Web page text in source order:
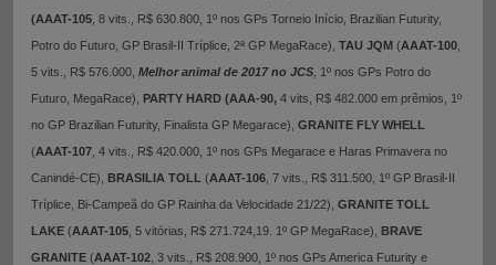
(AAAT-105 , 8 vits., R$ 630.800, 1º nos GPs Torneio Início, Brazilian Futurity,
Potro do Futuro, GP Brasil-II Tríplice, 2ª GP MegaRace), TAU JQM (AAAT-100
5 vits., R$ 576.000, Melhor animal de 2017 no JCS , 1º nos GPs Potro do
Futuro, MegaRace), PARTY HARD (AAA-90, 4 vits,
R$ 482.000 em prêmios, 1º
no GP Brazilian Futurity, Finalista GP Megarace), GRANITE FLY WHELL
(AAAT-107 , 4 vits., R$ 420.000, 1º nos GPs Megarace e Haras Primavera no
Canindé-CE), BRASILIA TOLL (AAAT-106 , 7 vits., R$ 311.500, 1º GP Brasil-II
Tríplice, Bi-Campeã do GP Rainha da Velocidade 21/22), GRANITE TOLL
LAKE (AAAT-105 , 5 vitórias, R$ 271.724,19. 1º GP MegaRace), BRAVE
GRANITE (AAAT-102 , 3 vits., R$ 208.900, 1º nos GPs America Futurity e